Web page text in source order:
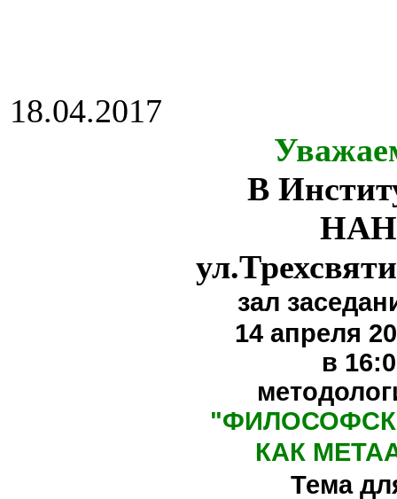
18.04.2017
В
НАН
зал
14 апреля
в
"
КАК
Тема